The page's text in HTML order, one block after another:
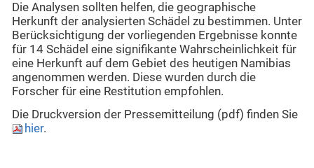
Die Analysen sollten helfen, die geographische
Herkunft der analysierten Schädel zu bestimmen. Unter
Berücksichtigung der vorliegenden Ergebnisse konnte
für 14 Schädel eine signifikante Wahrscheinlichkeit für
eine Herkunft auf dem Gebiet des heutigen Namibias
angenommen werden. Diese wurden durch die
Forscher für eine Restitution empfohlen.
Die Druckversion der Pressemitteilung (pdf) finden Sie
hier.